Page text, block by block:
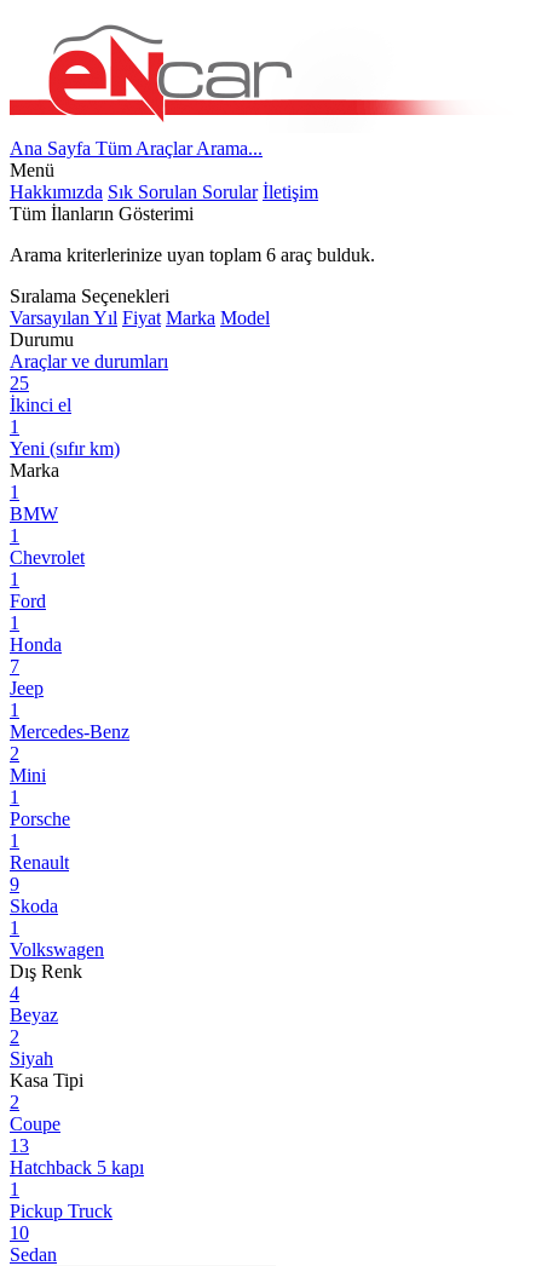
Ana Sayfa Tüm AraçlarArama...
Menü
Hakkımızda Sık Sorulan Sorular İletişim
Tüm İlanların Gösterimi
Arama kriterlerinize uyan toplam 6 araç bulduk.
Sıralama Seçenekleri
Varsayılan Yıl Fiyat Marka Model
Durumu
Araçlar ve durumları
25
İkinci el
1
Yeni (sıfır km)
Marka
1
BMW
1
Chevrolet
1
Ford
1
Honda
7
Jeep
1
Mercedes-Benz
2
Mini
1
Porsche
1
Renault
9
Skoda
1
Volkswagen
Dış Renk
4
Beyaz
2
Siyah
Kasa Tipi
2
Coupe
13
Hatchback 5 kapı
1
Pickup Truck
10
Sedan